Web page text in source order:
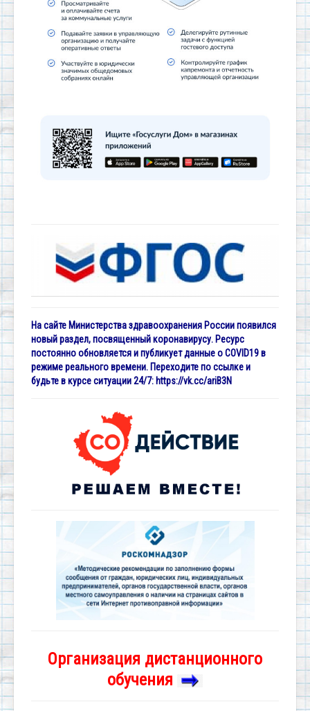
На сайте Министерства здравоохранения России появился
новый раздел, посвященный коронавирусу. Ресурс
постоянно обновляется и публикует данные о COVID19 в
режиме реального времени. Переходите по ссылке и
будьте в курсе ситуации 24/7: https://vk.cc/ariB3N
Организация дистанционного
обучения